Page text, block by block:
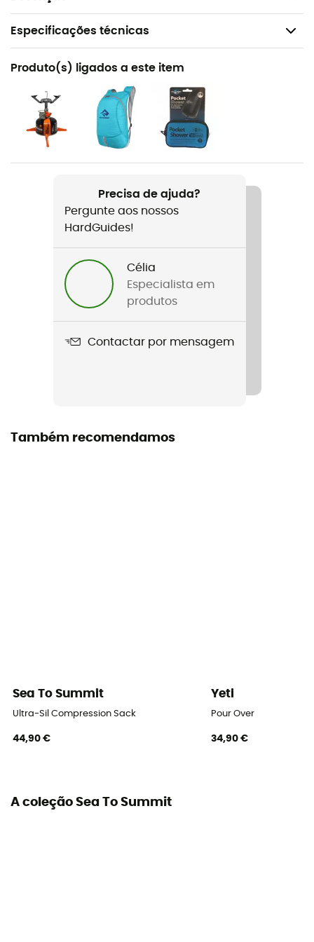
Especificações técnicas
Recomendado para
Caminhada / Trekking / Viagem / Campismo
87 g
Nome do produto
Produto(s) ligados a este item
Precisa de ajuda?
Pergunte aos nossos
HardGuides!
Célia
Especialista em
produtos
Contactar por mensagem
Também recomendamos
Sea To Summit
Ultra-Sil Compression Sack
44,90 €
Yeti
Pour Over
34,90 €
A coleção Sea To Summit